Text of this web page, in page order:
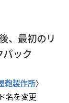
、最初のリ
パック
鞄製作所〉
名を変更